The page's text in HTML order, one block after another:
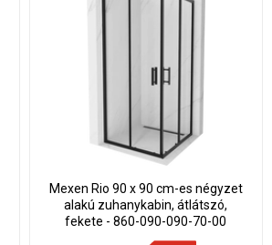
Kosárba
Mexen Rio 90 x 90 cm-es négyzet
alakú zuhanykabin, átlátszó,
fekete - 860-090-090-70-00